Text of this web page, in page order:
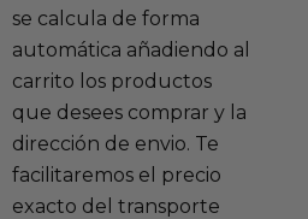
se calcula de forma
automática añadiendo al
carrito los productos
que desees comprar y la
dirección de envio. Te
facilitaremos el precio
exacto del transporte